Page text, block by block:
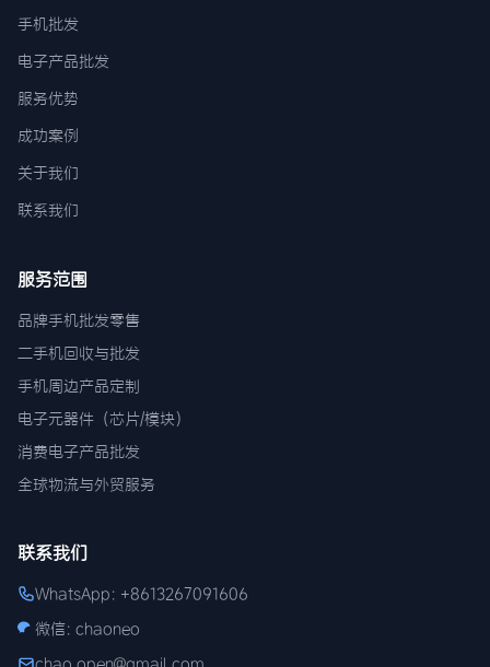
手机批发
电子产品批发
服务优势
成功案例
关于我们
联系我们
服务范围
品牌手机批发零售
二手机回收与批发
手机周边产品定制
电子元器件（芯片/模块）
消费电子产品批发
全球物流与外贸服务
联系我们
WhatsApp: +8613267091606
微信: chaoneo